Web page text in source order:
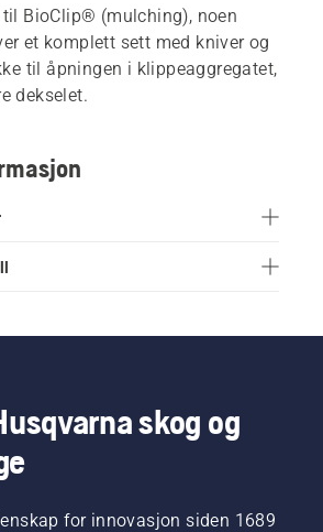
BioClip® (mulching), noen
et komplett sett med kniver og
til åpningen i klippeaggregatet,
dekselet.
skog og
for innovasjon siden 1689